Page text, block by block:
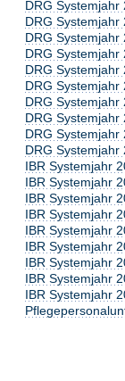
DRG
DRG Systemjahr
DRG
DRG Systemjahr
DRG
DRG
DRG
DRG Systemjahr
DRG Systemjahr
DRG Systemjahr
IBR Systemjahr
IBR Systemjahr
IBR Systemjahr
IBR Systemjahr
IBR Systemjahr
IBR Systemjahr
IBR Systemjahr
IBR Systemjahr
IBR Systemjahr